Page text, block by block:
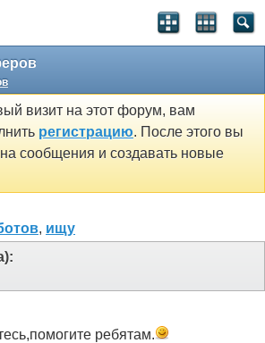
визит на этот форум, вам
регистрацию. После этого вы
сообщения и создавать новые
, ищу
ребятам.